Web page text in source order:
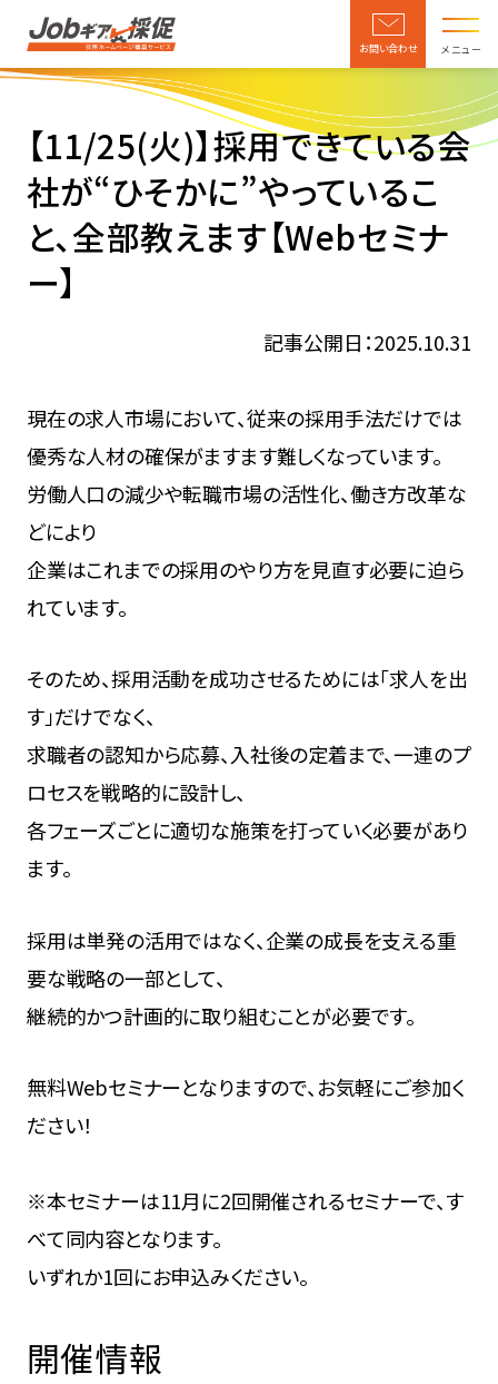
お問い合わせ メニュー
【11/25(火)】採用できている会
社が“ひそかに”やっているこ
と、全部教えます【Webセミナ
ー】
記事公開日：2025.10.31
現在の求人市場において、従来の採用手法だけでは
優秀な人材の確保がますます難しくなっています。
労働人口の減少や転職市場の活性化、働き方改革な
どにより
企業はこれまでの採用のやり方を見直す必要に迫ら
れています。
そのため、採用活動を成功させるためには「求人を出
す」だけでなく、
求職者の認知から応募、入社後の定着まで、一連のプ
ロセスを戦略的に設計し、
各フェーズごとに適切な施策を打っていく必要があり
ます。
採用は単発の活用ではなく、企業の成長を支える重
要な戦略の一部として、
継続的かつ計画的に取り組むことが必要です。
無料Webセミナーとなりますので、お気軽にご参加く
ださい！
※本セミナーは11月に2回開催されるセミナーで、す
べて同内容となります。
いずれか1回にお申込みください。
開催情報